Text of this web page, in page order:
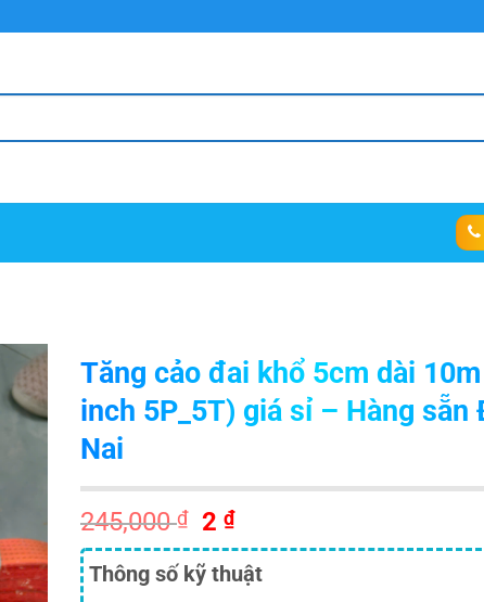
Tăng cảo đai khổ 5cm dài
inch 5P_5T) giá sỉ – Hàng sẵn
Nai
245,000₫
Giá
gốc
là:
2₫Giá
hiện
tại
Thông số kỹ thuật